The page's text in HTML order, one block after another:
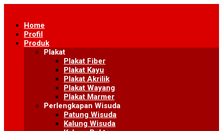
contentHome
Profil
Produk
Plakat
Plakat Fiber
Plakat Kayu
Plakat Akrilik
Plakat Wayang
Plakat Marmer
Perlengkapan Wisuda
Patung Wisuda
Kalung Wisuda